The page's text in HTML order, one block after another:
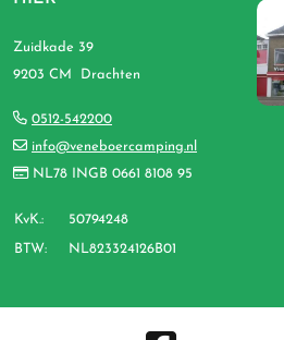
Zuidkade 39
9203 CM Drachten
0512-542200
info@veneboercamping.nl
NL78 INGB 0661 8108 95
KvK.: 50794248
BTW: NL823324126B01